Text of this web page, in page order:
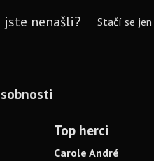
jste nenašli? Stačí se jen
Top herci
Carole André